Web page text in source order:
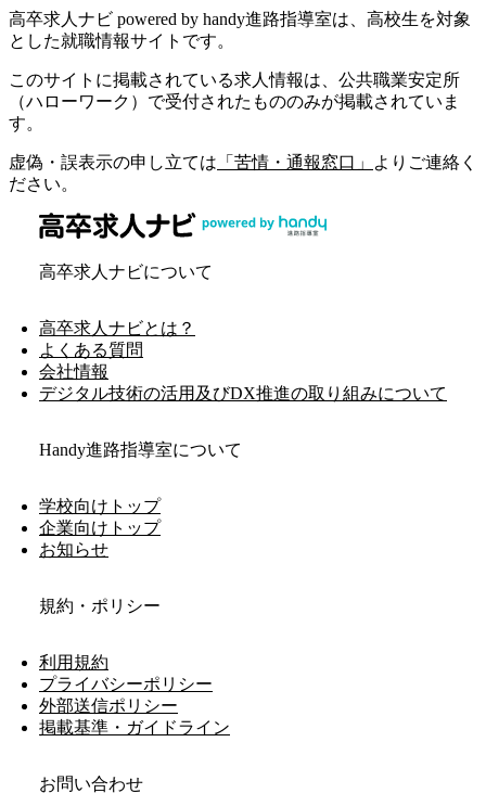
高卒求人ナビ powered by handy進路指導室は、高校生を対象
とした就職情報サイトです。
このサイトに掲載されている求人情報は、公共職業安定所
（ハローワーク）で受付されたもののみが掲載されていま
す。
虚偽・誤表示の申し立ては 「苦情・通報窓口」
よりご連絡く
ださい。
高卒求人ナビについて
高卒求人ナビとは？
よくある質問
会社情報
デジタル技術の活用及びDX推進の取り組みについて
Handy進路指導室について
学校向けトップ
企業向けトップ
お知らせ
規約・ポリシー
利用規約
プライバシーポリシー
外部送信ポリシー
掲載基準・ガイドライン
お問い合わせ